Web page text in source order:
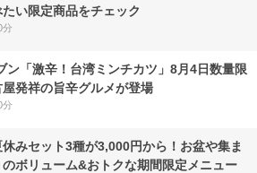
い限定商品をチェック
分
ン「激辛！台湾ミンチカツ」8月4日数量限
発祥の旨辛グルメが登場
分
みセット3種が3,000円から！お盆や集ま
のボリューム&おトクな期間限定メニュー